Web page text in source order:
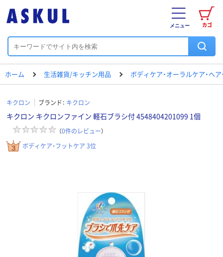
カゴ
メニュー
ホーム 生活雑貨/キッチン用品 ボディケア・オーラルケア・ヘ
キクロン ブランド： キクロン
キクロン キクロンファイン 軽石ブラシ付 4548404201099 1個
（0件のレビュー）
ボディケア・フットケア 3位